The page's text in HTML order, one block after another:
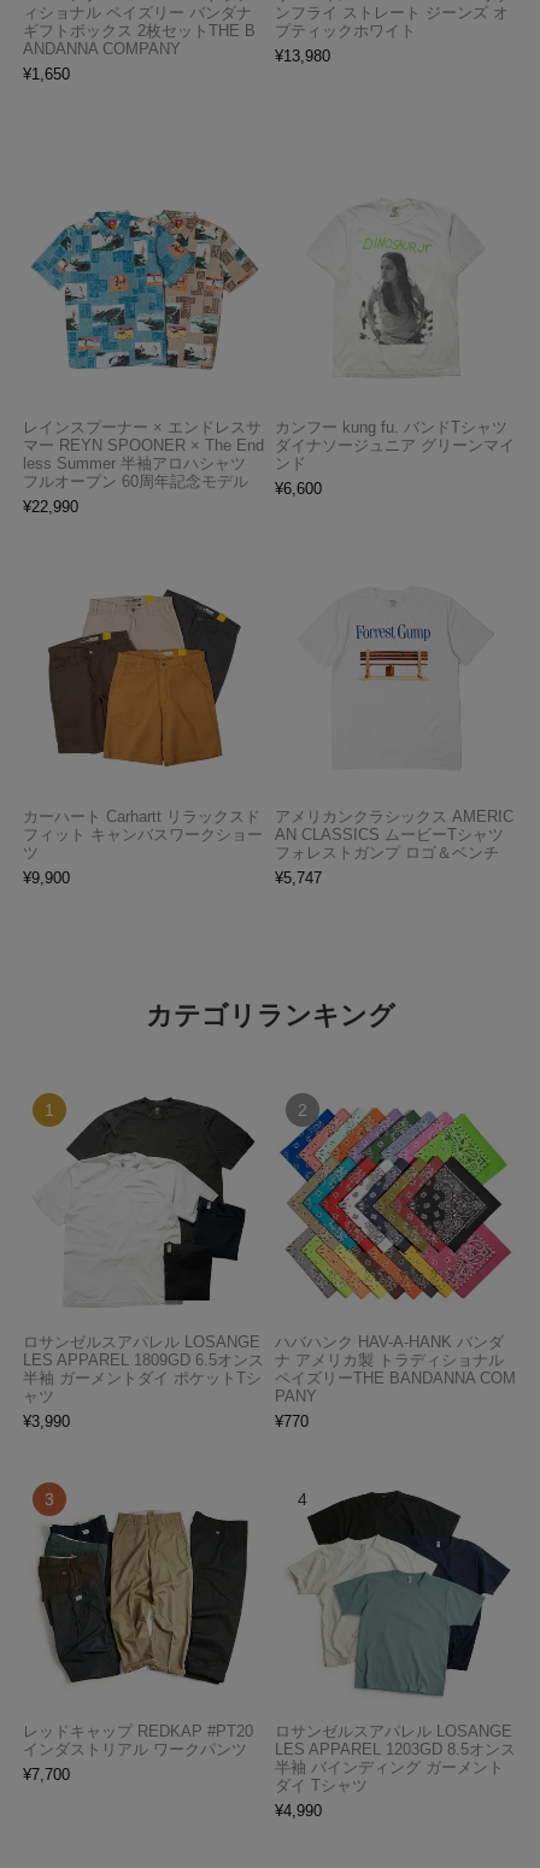
ィショナル ペイズリー バンダナ
ギフトボックス 2枚セットTHE B
ANDANNA COMPANY
¥1,650
ンフライ ストレート ジーンズ オ
プティックホワイト
¥13,980
レインスプーナー × エンドレスサ
マー REYN SPOONER × The End
less Summer 半袖アロハシャツ
フルオープン 60周年記念モデル
¥22,990
カンフー kung fu. バンドTシャツ
ダイナソージュニア グリーンマイ
ンド
¥6,600
カーハート Carhartt リラックスド
フィット キャンバスワークショー
ツ
¥9,900
アメリカンクラシックス AMERIC
AN CLASSICS ムービーTシャツ
フォレストガンプ ロゴ＆ベンチ
¥5,747
カテゴリランキング
ロサンゼルスアパレル LOSANGE
LES APPAREL 1809GD 6.5オンス
半袖 ガーメントダイ ポケットTシ
ャツ
¥3,990
ハバハンク HAV-A-HANK バンダ
ナ アメリカ製 トラディショナル
ペイズリーTHE BANDANNA COM
PANY
¥770
レッドキャップ REDKAP #PT20
インダストリアル ワークパンツ
¥7,700
ロサンゼルスアパレル LOSANGE
LES APPAREL 1203GD 8.5オンス
半袖 バインディング ガーメント
ダイ Tシャツ
¥4,990